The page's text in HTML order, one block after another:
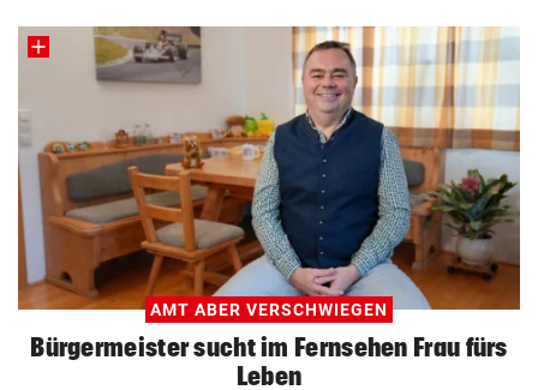
AMT ABER VERSCHWIEGEN
Bürgermeister sucht im Fernsehen Frau fürs
Leben